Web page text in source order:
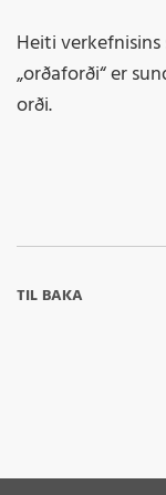
Heiti
„orðaforði“ er
orði.
TIL BAKA